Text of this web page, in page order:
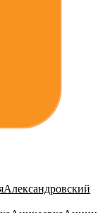
Александровский